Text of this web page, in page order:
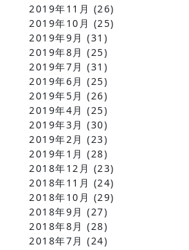
2019年11月 (26)
2019年10月 (25)
2019年9月 (31)
2019年8月 (25)
2019年7月 (31)
2019年6月 (25)
2019年5月 (26)
2019年4月 (25)
2019年3月 (30)
2019年2月 (23)
2019年1月 (28)
2018年12月 (23)
2018年11月 (24)
2018年10月 (29)
2018年9月 (27)
2018年8月 (28)
2018年7月 (24)